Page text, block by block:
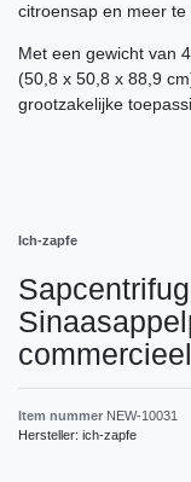
citroensap en meer te
Met een gewicht van
(50,8 x 50,8 x 88,9
grootzakelijke
Ich-zapfe
commercieel
Item nummer NEW-10031
Hersteller: ich-zapfe